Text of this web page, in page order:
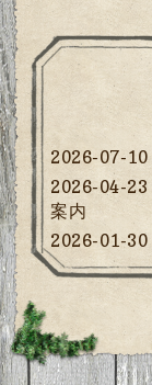
2026-07-10
2026-04-23
案内
2026-01-30